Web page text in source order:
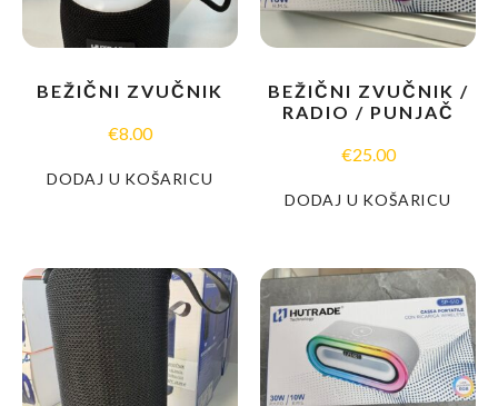
BEŽIČNI ZVUČNIK
€8.00
DODAJ U KOŠARICU
BEŽIČNI ZVUČNIK /
RADIO / PUNJAČ
€25.00
DODAJ U KOŠARICU